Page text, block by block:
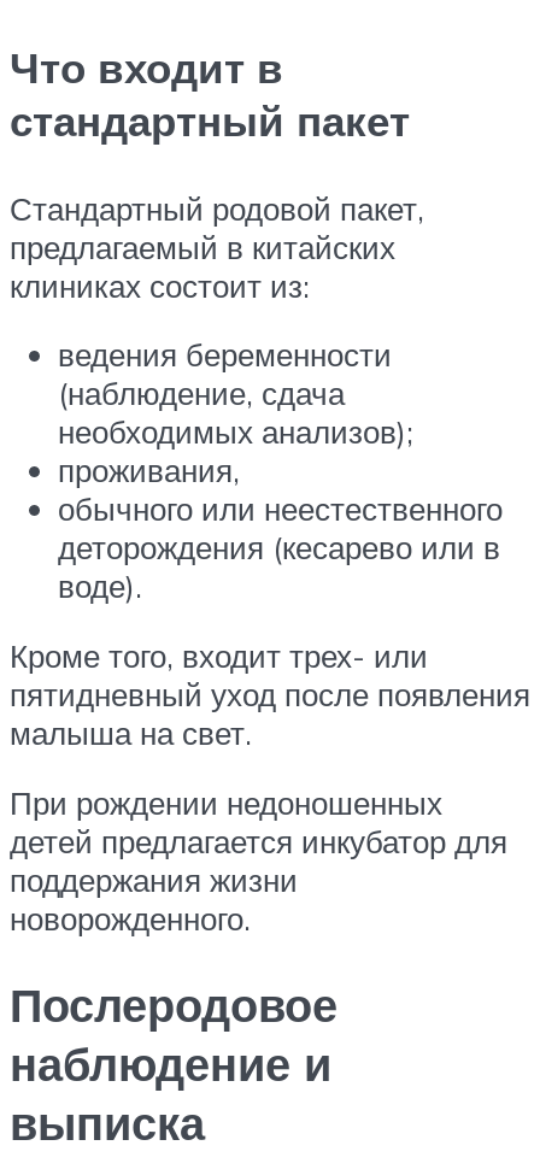
Что входит в
стандартный пакет
Стандартный родовой пакет,
предлагаемый в китайских
клиниках состоит из:
ведения беременности
(наблюдение, сдача
необходимых анализов);
проживания,
обычного или неестественного
деторождения (кесарево или в
воде).
Кроме того, входит трех- или
пятидневный уход после появления
малыша на свет.
При рождении недоношенных
детей предлагается инкубатор для
поддержания жизни
новорожденного.
Послеродовое
наблюдение и
выписка